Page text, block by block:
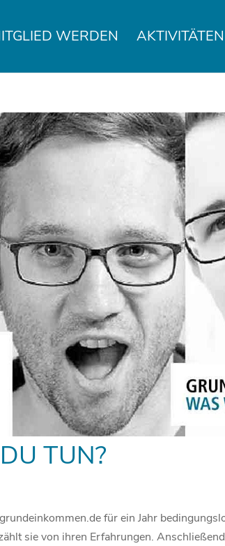
WERDEN AKTIVITÄTEN
TUN?
für ein Jahr
sie von ihren Erfahrungen.